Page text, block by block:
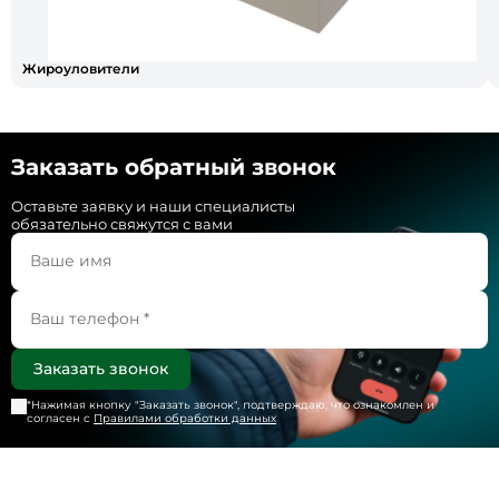
Жироуловители
Заказать обратный звонок
Оставьте заявку и наши специалисты
обязательно свяжутся с вами
*Нажимая кнопку "Заказать звонок", подтверждаю, что ознакомлен и
согласен с Правилами обработки данных